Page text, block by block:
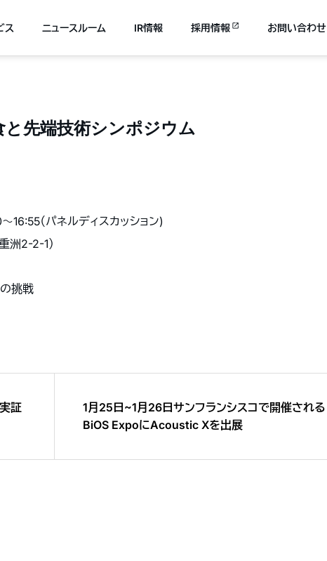
ス ニュースルーム IR情報 採用情報 お問い合わせ
と先端技術シンポジウム
〜16:55（パネルディスカッション)
洲2-2-1）
挑戦
証
1月25日~1月26日サンフランシスコで開催される
BiOS ExpoにAcoustic Xを出展